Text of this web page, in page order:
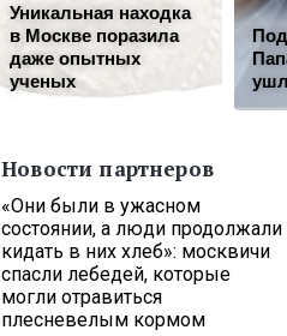
Уникальная находка
в Москве поразила
даже опытных
ученых
Новости партнеров
«Они были в ужасном
состоянии, а люди продолжали
кидать в них хлеб»: москвичи
спасли лебедей, которые
могли отравиться
плесневелым кормом